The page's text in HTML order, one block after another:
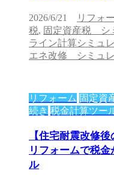
2026/6/21 リフォ
税, 固定資産税 シ
ライン計算シミュ
エネ改修 シミュ
リフォーム 固定資
続き 税金計算ツー
【住宅耐震改修
リフォームで税
ル